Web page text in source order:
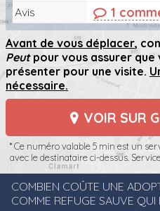
Avis 1
Avant de vous déplacer,
Peutpour vous assurer que
présenter pour une visite.
nécessaire.
VOIR SUR
* Ce numéro valable 5 min est un
avec le destinataire ci-dessus.
COMBIEN COÛTE UNE
COMME REFUGE SAUVE QUI